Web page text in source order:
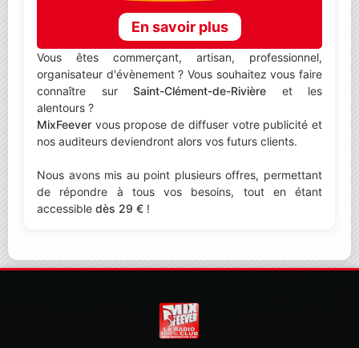
En savoir plus
Vous êtes commerçant, artisan, professionnel,
organisateur d'évènement ? Vous souhaitez vous faire
connaître sur Saint-Clément-de-Rivière et les
alentours ?
MixFeever vous propose de diffuser votre publicité et
nos auditeurs deviendront alors vos futurs clients.
Nous avons mis au point plusieurs offres, permettant
de répondre à tous vos besoins, tout en étant
accessible dès 29 € !